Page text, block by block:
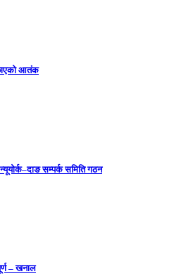
आतंक
सम्पर्क समिति गठन
– खनाल